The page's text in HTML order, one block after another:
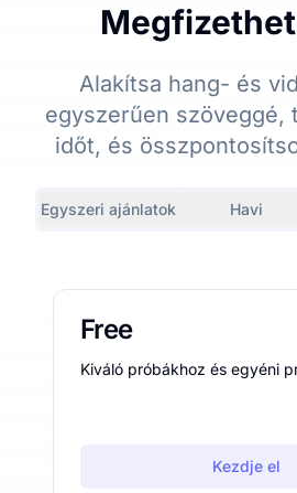
Alakítsa hang- és
egyszerűen szöveggé,
időt, és
Egyszeri ajánlatok Havi
Free
Kiváló próbákhoz és egyéni
Kezdje el